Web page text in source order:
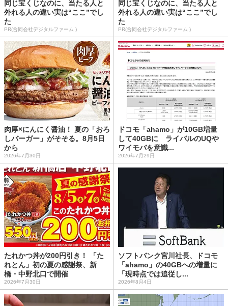
同じ宝くじなのに、当たる人と
外れる人の違い実は“ここ”でし
た
PR(合同会社デジタルファーム )
同じ宝くじなのに、当たる人と
外れる人の違い実は“ここ”でし
た
PR(合同会社デジタルファーム )
肉厚×にんにく醤油！ 夏の「おろ
しバーガー」がそそる。8月5日
から
2026年7月30日
ドコモ「ahamo」が10GB増量
して40GBに ライバルのUQや
ワイモバを意識...
2026年7月29日
たれかつ丼が200円引き！ 「た
れとん」初の夏の感謝祭、新
橋・中野北口で開催
2026年7月30日
ソフトバンク宮川社長、ドコモ
「ahamo」の40GBへの増量に
「現時点では追従し...
2026年8月4日